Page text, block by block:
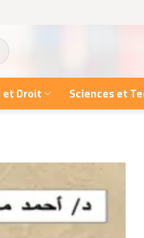
Droit Sciences et